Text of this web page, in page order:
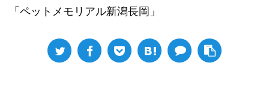
「ペットメモリアル新潟長岡」